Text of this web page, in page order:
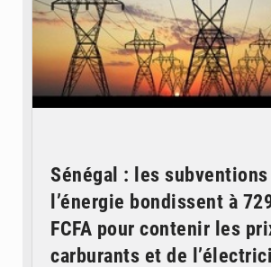
Sénégal : les subventions
l’énergie bondissent à
FCFA pour contenir les
carburants et de